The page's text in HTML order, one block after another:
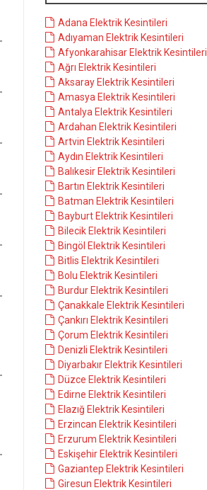
Adana Elektrik Kesintileri
Adıyaman Elektrik Kesintileri
Afyonkarahisar Elektrik Kesintileri
Ağrı Elektrik Kesintileri
Aksaray Elektrik Kesintileri
Amasya Elektrik Kesintileri
Antalya Elektrik Kesintileri
Ardahan Elektrik Kesintileri
Artvin Elektrik Kesintileri
Aydın Elektrik Kesintileri
Balıkesir Elektrik Kesintileri
Bartın Elektrik Kesintileri
Batman Elektrik Kesintileri
Bayburt Elektrik Kesintileri
Bilecik Elektrik Kesintileri
Bingöl Elektrik Kesintileri
Bitlis Elektrik Kesintileri
Bolu Elektrik Kesintileri
Burdur Elektrik Kesintileri
Çanakkale Elektrik Kesintileri
Çankırı Elektrik Kesintileri
Çorum Elektrik Kesintileri
Denizli Elektrik Kesintileri
Diyarbakır Elektrik Kesintileri
Düzce Elektrik Kesintileri
Edirne Elektrik Kesintileri
Elazığ Elektrik Kesintileri
Erzincan Elektrik Kesintileri
Erzurum Elektrik Kesintileri
Eskişehir Elektrik Kesintileri
Gaziantep Elektrik Kesintileri
Giresun Elektrik Kesintileri